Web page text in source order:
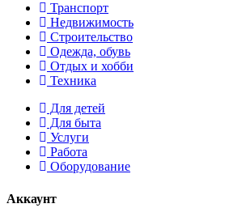
Транспорт
Недвижимость
Строительство
Одежда, обувь
Отдых и хобби
Техника
Для детей
Для быта
Услуги
Работа
Оборудование
Аккаунт